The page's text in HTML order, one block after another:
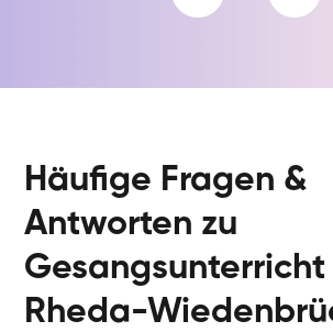
Häufige Fragen &
Antworten zu
Gesangsunterricht
Rheda-